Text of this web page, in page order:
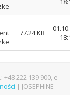
77.24 KB
+48 222 139 900, e-
| JOSEPHINE